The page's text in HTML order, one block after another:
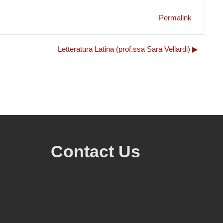
Permalink
Letteratura Latina (prof.ssa Sara Vellardi) ▶︎
Contact Us